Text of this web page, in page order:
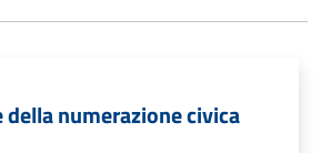
della numerazione civica